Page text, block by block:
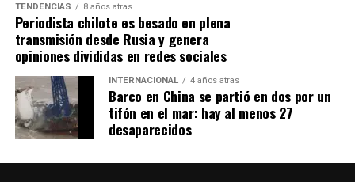
TENDENCIAS 8 años atras
Periodista chilote es besado en plena
transmisión desde Rusia y genera
opiniones divididas en redes sociales
INTERNACIONAL 4 años atras
Barco en China se partió en dos por un
tifón en el mar: hay al menos 27
desaparecidos